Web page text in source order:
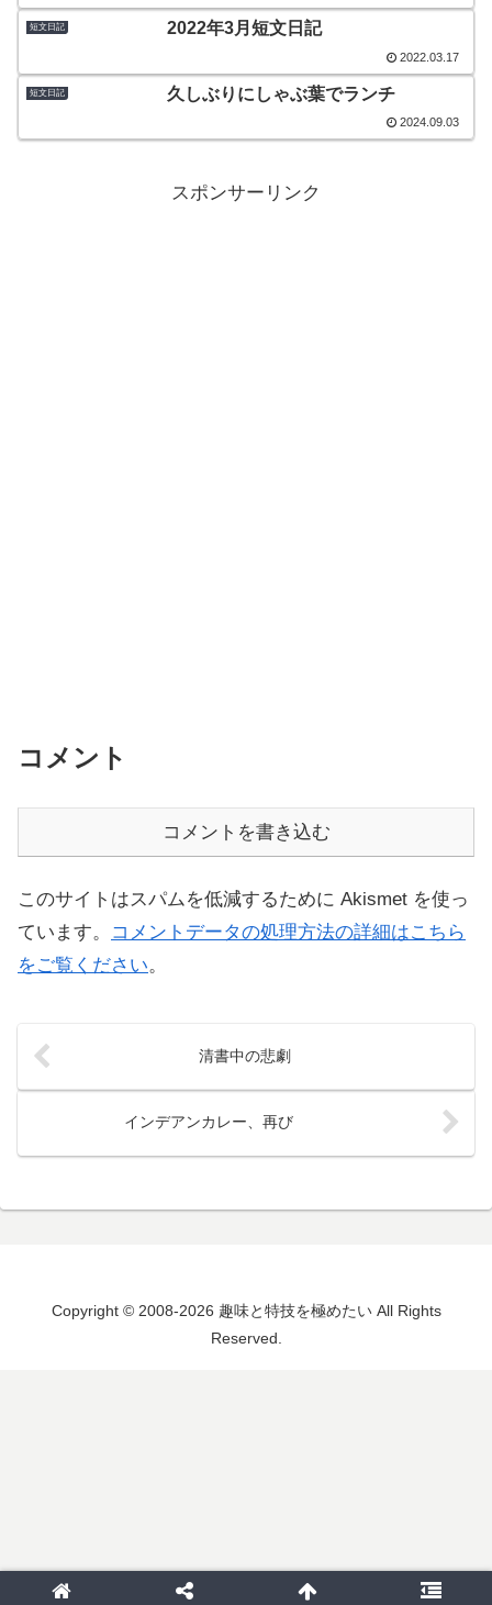
短文日記 2022年3月短文日記
2022.03.17
短文日記 久しぶりにしゃぶ葉でランチ
2024.09.03
スポンサーリンク
コメント
コメントを書き込む
このサイトはスパムを低減するために Akismet を使っ
ています。
コメントデータの処理方法の詳細はこちら
をご覧ください。
清書中の悲劇
インデアンカレー、再び
Copyright © 2008-2026 趣味と特技を極めたい All Rights
Reserved.